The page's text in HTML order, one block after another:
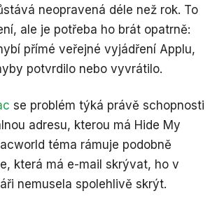
neopravená déle než rok. To
ale je potřeba ho brát opatrně:
přímé veřejné vyjádření Applu,
potvrdilo nebo vyvrátilo.
se problém týká právě schopnosti
adresu, kterou má Hide My
téma rámuje podobně
která má e-mail skrývat, ho v
nemusela spolehlivě skrýt.